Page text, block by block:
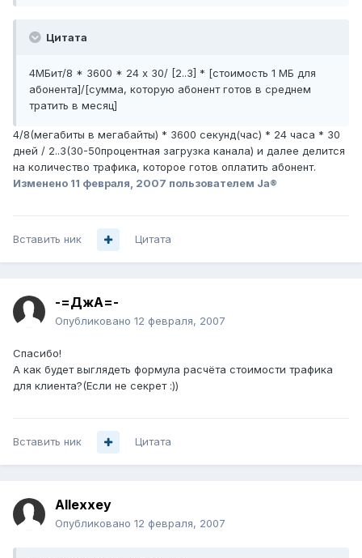
Цитата
4МБит/8 * 3600 * 24 х 30/ [2..3] * [стоимость 1 МБ для
абонента]/[сумма, которую абонент готов в среднем
тратить в месяц]
4/8(мегабиты в мегабайты) * 3600 секунд(час) * 24 часа * 30
дней / 2..3(30-50процентная загрузка канала) и далее делится
на количество трафика, которое готов оплатить абонент.
Изменено 11 февраля, 2007 пользователем Ja®
Вставить ник Цитата
-=ДжА=-
Опубликовано 12 февраля, 2007
Спасибо!
А как будет выглядеть формула расчёта стоимости трафика
для клиента?(Если не секрет :))
Вставить ник Цитата
Allexxey
Опубликовано 12 февраля, 2007